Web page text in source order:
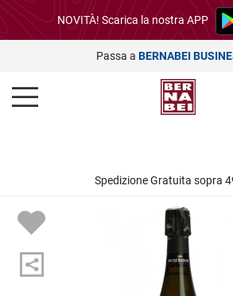
NOVITÀ! Scarica la nostra APP
Passa a BERNABEI
Spedizione Gratuita sopra